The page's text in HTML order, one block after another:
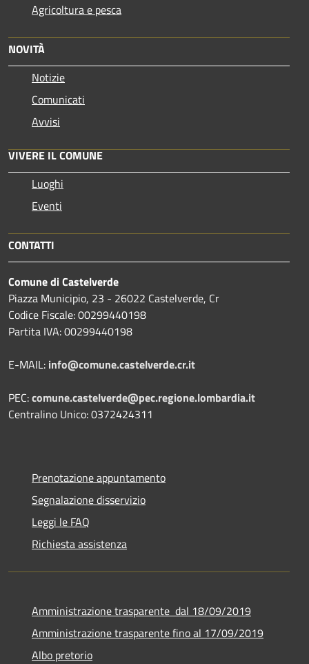
Agricoltura e pesca
NOVITÀ
Notizie
Comunicati
Avvisi
VIVERE IL COMUNE
Luoghi
Eventi
CONTATTI
Comune di Castelverde
Piazza Municipio, 23 - 26022 Castelverde, Cr
Codice Fiscale: 00299440198
Partita IVA: 00299440198
E-MAIL: info@comune.castelverde.cr.it
PEC:comune.castelverde@pec.regione.lombardia.it
Centralino Unico: 0372424311
Prenotazione appuntamento
Segnalazione disservizio
Leggi le FAQ
Richiesta assistenza
Amministrazione trasparente dal 18/09/2019
Amministrazione trasparente fino al 17/09/2019
Albo pretorio